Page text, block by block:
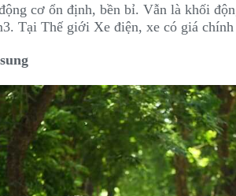
cơ ổn định, bền bỉ. Vẫn là khối
Tại Thế giới Xe điện, xe có giá